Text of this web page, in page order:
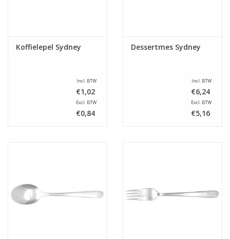
Koffielepel Sydney
Incl. BTW
€1,02
Excl. BTW
€0,84
Dessertmes Sydney
Incl. BTW
€6,24
Excl. BTW
€5,16